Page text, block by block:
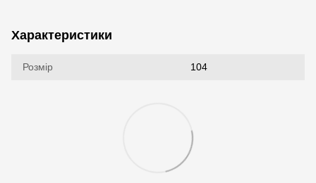
Характеристики
Розмір 104